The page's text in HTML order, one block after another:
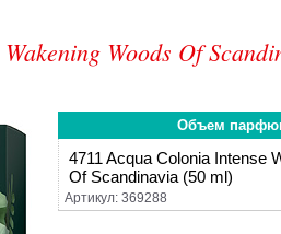
Woods Of
Объем
4711 Acqua Colonia Intense
Of Scandinavia (50 ml)
Артикул: 369288